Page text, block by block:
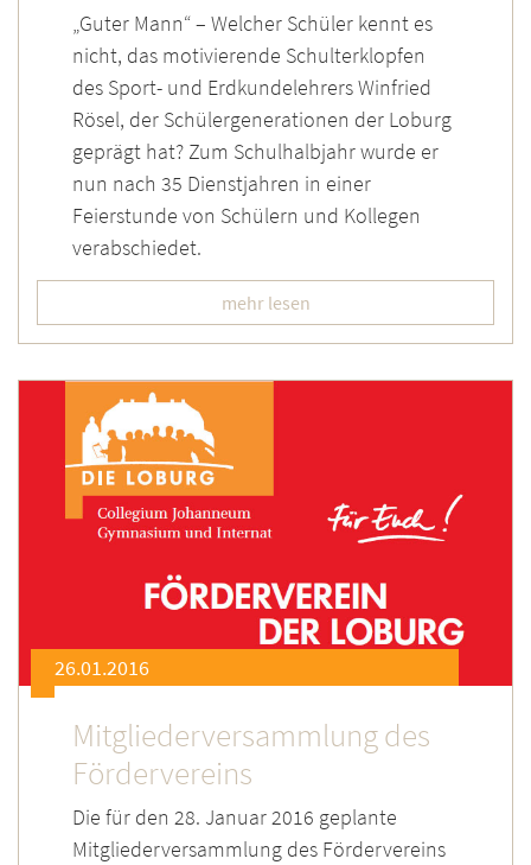
„Guter Mann“ – Welcher Schüler kennt es
nicht, das motivierende Schulterklopfen
des Sport- und Erdkundelehrers Winfried
Rösel, der Schülergenerationen der Loburg
geprägt hat? Zum Schulhalbjahr wurde er
nun nach 35 Dienstjahren in einer
Feierstunde von Schülern und Kollegen
verabschiedet.
mehr lesen
26.01.2016
Mitgliederversammlung des
Fördervereins
Die für den 28. Januar 2016 geplante
Mitgliederversammlung des Fördervereins